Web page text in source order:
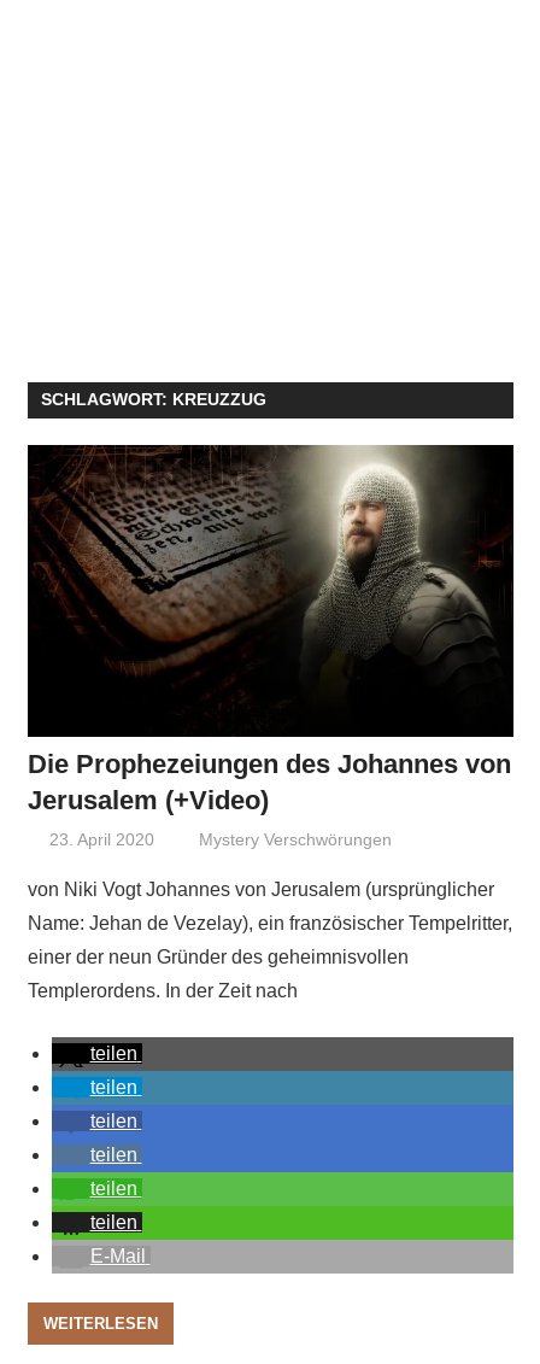
SCHLAGWORT: KREUZZUG
Die Prophezeiungen des Johannes von
Jerusalem (+Video)
23. April 2020 Niki Vogt
Mystery Verschwörungen
von Niki Vogt Johannes von Jerusalem (ursprünglicher
Name: Jehan de Vezelay), ein französischer Tempelritter,
einer der neun Gründer des geheimnisvollen
Templerordens. In der Zeit nach
teilen
teilen
teilen
teilen
teilen
teilen
E-Mail
WEITERLESEN